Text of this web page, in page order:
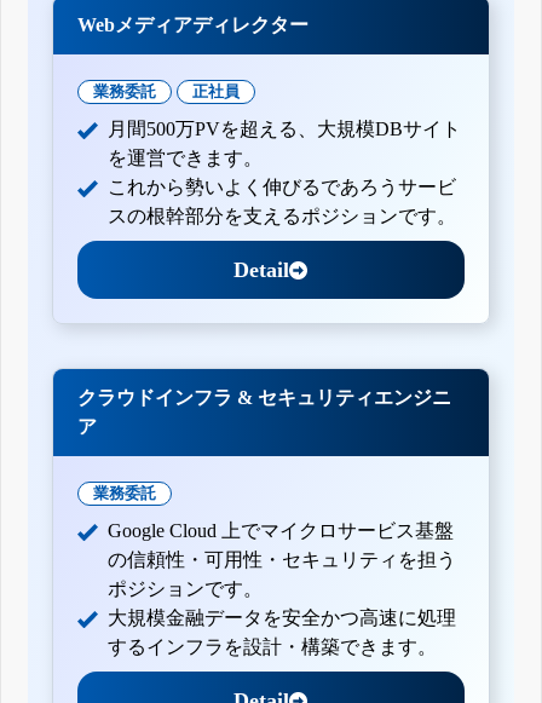
Webメディアディレクター
業務委託 正社員
月間500万PVを超える、大規模DBサイト
を運営できます。
これから勢いよく伸びるであろうサービ
スの根幹部分を支えるポジションです。
Detail
クラウドインフラ & セキュリティエンジニ
ア
業務委託
Google Cloud 上でマイクロサービス基盤
の信頼性・可用性・セキュリティを担う
ポジションです。
大規模金融データを安全かつ高速に処理
するインフラを設計・構築できます。